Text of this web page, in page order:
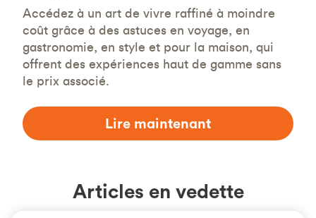
Accédez à un art de vivre raffiné à moindre
coût grâce à des astuces en voyage, en
gastronomie, en style et pour la maison, qui
offrent des expériences haut de gamme sans
le prix associé.
Lire maintenant
Articles en vedette